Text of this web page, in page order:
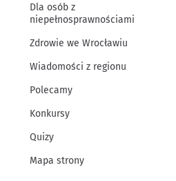
Dla osób z
niepełnosprawnościami
Zdrowie we Wrocławiu
Wiadomości z regionu
Polecamy
Konkursy
Quizy
Mapa strony